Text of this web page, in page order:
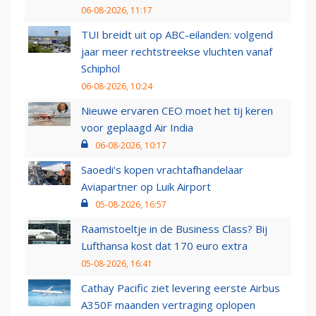
06-08-2026, 11:17
TUI breidt uit op ABC-eilanden: volgend
jaar meer rechtstreekse vluchten vanaf
Schiphol
06-08-2026, 10:24
Nieuwe ervaren CEO moet het tij keren
voor geplaagd Air India
06-08-2026, 10:17
Saoedi’s kopen vrachtafhandelaar
Aviapartner op Luik Airport
05-08-2026, 16:57
Raamstoeltje in de Business Class? Bij
Lufthansa kost dat 170 euro extra
05-08-2026, 16:41
Cathay Pacific ziet levering eerste Airbus
A350F maanden vertraging oplopen